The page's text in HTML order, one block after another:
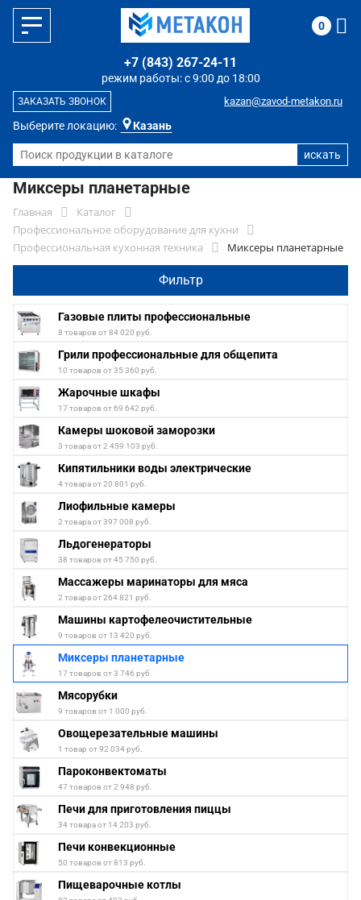
Выберите локацию: Казань
режим работы: с 9:00 до 18:00
+7 (843) 267-24-11
kazan@zavod-metakon.ru
ЗАКАЗАТЬ ЗВОНОК
0
Миксеры планетарные
Главная
Каталог
Профессиональное оборудование для кухни
Профессиональная кухонная техника
Миксеры планетарные
Фильтр
Газовые плиты профессиональные
8 товаров от 84 020 руб.
Грили профессиональные для общепита
10 товаров от 35 360 руб.
Жарочные шкафы
17 товаров от 69 642 руб.
Камеры шоковой заморозки
3 товара от 2 459 103 руб.
Кипятильники воды электрические
4 товара от 20 801 руб.
Лиофильные камеры
2 товара от 397 008 руб.
Льдогенераторы
38 товаров от 45 750 руб.
Массажеры маринаторы для мяса
2 товара от 264 821 руб.
Машины картофелеочистительные
9 товаров от 13 420 руб.
Миксеры планетарные
17 товаров от 3 746 руб.
Мясорубки
9 товаров от 1 000 руб.
Овощерезательные машины
1 товар от 92 034 руб.
Пароконвектоматы
47 товаров от 2 948 руб.
Печи для приготовления пиццы
34 товара от 14 203 руб.
Печи конвекционные
50 товаров от 813 руб.
Пищеварочные котлы